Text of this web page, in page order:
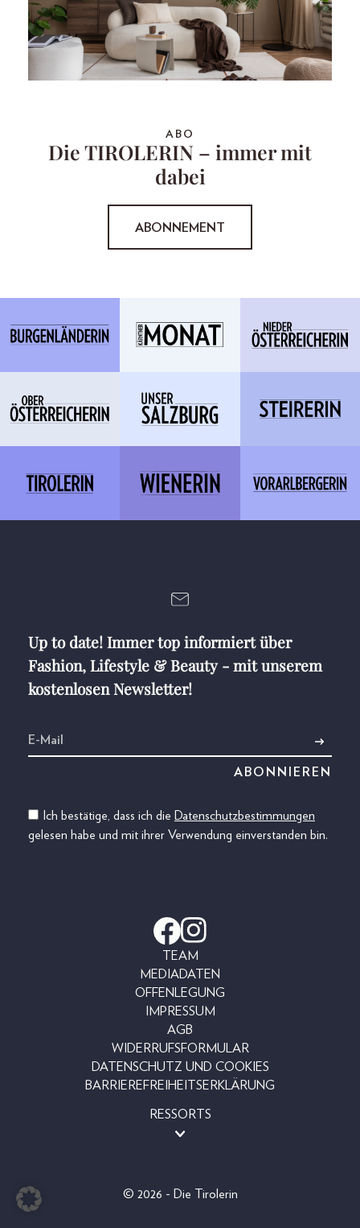
ABO
Die TIROLERIN – immer mit
dabei
ABONNEMENT
Up to date! Immer top informiert über
Fashion, Lifestyle & Beauty - mit unserem
kostenlosen Newsletter!
Ich bestätige, dass ich die Datenschutzbestimmungen
gelesen habe und mit ihrer Verwendung einverstanden bin.
TEAM
MEDIADATEN
OFFENLEGUNG
IMPRESSUM
AGB
WIDERRUFSFORMULAR
DATENSCHUTZ UND COOKIES
BARRIEREFREIHEITSERKLÄRUNG
RESSORTS
© 2026 - Die Tirolerin